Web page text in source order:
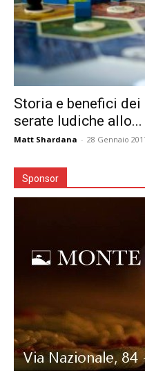
Storia e benefici
serate ludiche allo...
Matt Shardana - 28 Gennaio
Sponsor